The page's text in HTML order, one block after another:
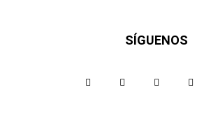
SÍGUENOS